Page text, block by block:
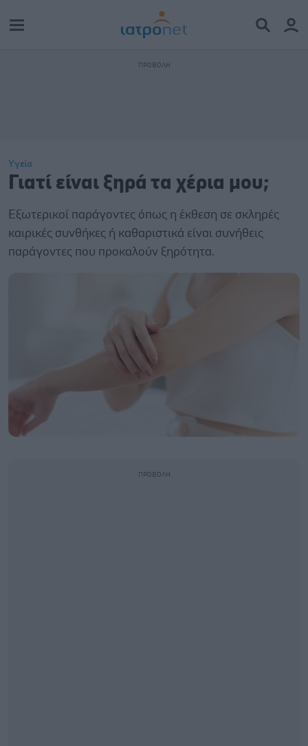
Υγεία
Γιατί είναι ξηρά τα χέρια μου;
Εξωτερικοί παράγοντες όπως η έκθεση σε σκληρές
καιρικές συνθήκες ή καθαριστικά είναι συνήθεις
παράγοντες που προκαλούν ξηρότητα.